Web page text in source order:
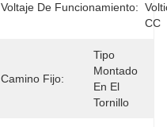
Voltaje De Funcionamiento:
CC
Camino Fijo:
Tipo
Montado
En El
Tornillo